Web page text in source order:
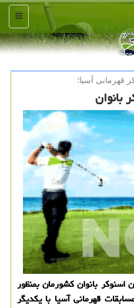
منو
قهرمانی آسیا؛
بانوان
بانوان کشورمان بمنظور
قهرمانی آسیا با یکدیگر